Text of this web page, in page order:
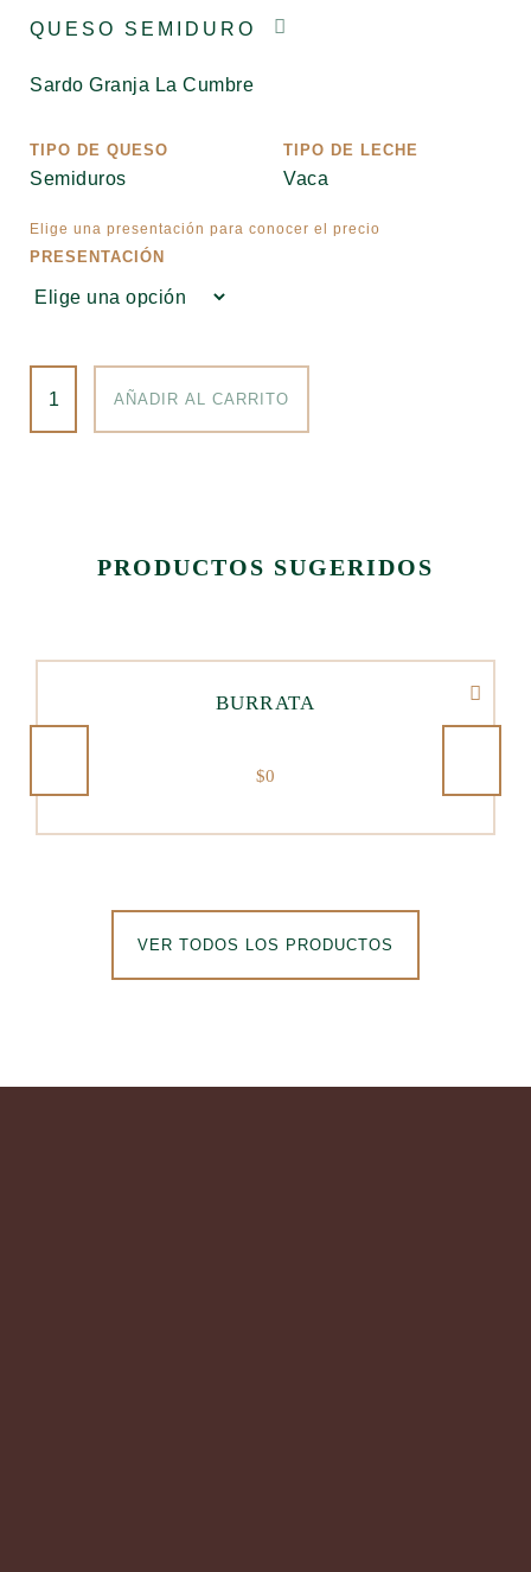
QUESO SEMIDURO
Sardo Granja La Cumbre
TIPO DE QUESO
Semiduros
TIPO DE LECHE
Vaca
PRESENTACIÓN
Granja
La
AÑADIR AL CARRITO
PRODUCTOS SUGERIDOS
BURRATA
$0
VER TODOS LOS PRODUCTOS